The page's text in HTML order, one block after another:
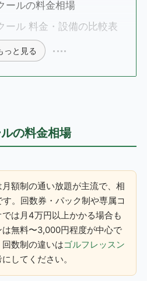
ールの料金相場
ール 料金・設備の比較表
っと見る
の料金相場
額制の通い放題が主流で、相
す。回数券・パック制や専属コ
は月4万円以上かかる場合も
無料〜3,000円程度が中心で
数制の違いはゴルフレッスン
してください。